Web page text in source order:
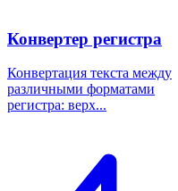
Конвертер регистра
Конвертация текста между
различными форматами
регистра: верх...